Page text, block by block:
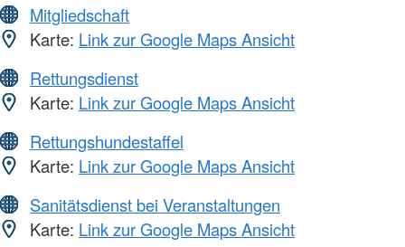
Mitgliedschaft
Karte: Link zur Google Maps Ansicht
Rettungsdienst
Karte: Link zur Google Maps Ansicht
Rettungshundestaffel
Karte: Link zur Google Maps Ansicht
Sanitätsdienst bei Veranstaltungen
Karte: Link zur Google Maps Ansicht